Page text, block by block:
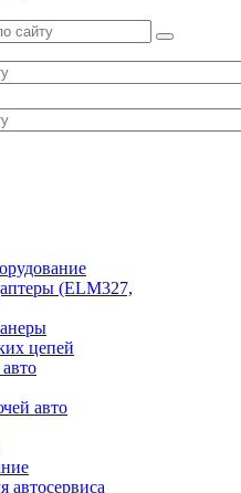
(ELM327,
цепей
авто
автосервиса